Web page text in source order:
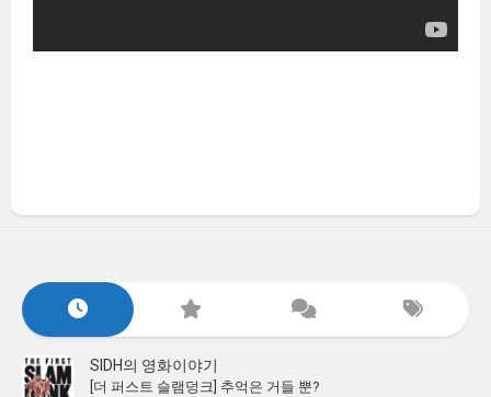
SIDH의 영화이야기
[더 퍼스트 슬램덩크] 추억은 거들 뿐?